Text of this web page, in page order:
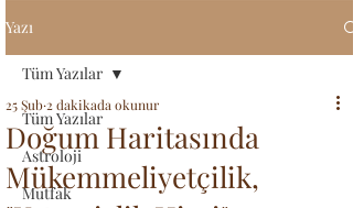
Yazı
Tüm Yazılar
Astroloji
Mutfak
Tüm Yazılar
Doğum Haritasında
Mükemmeliyetçilik,
25 Şub 2 dakikada okunur